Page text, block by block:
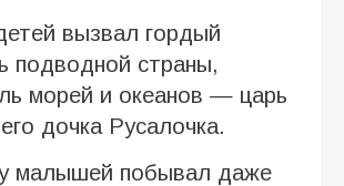
вызвал гордый
подводной страны,
морей и океанов — царь
дочка Русалочка.
у малышей побывал даже